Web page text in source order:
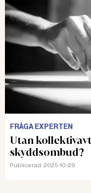
FRÅGA EXPERTEN
Utan
skyddsombud?
Publicerad: 2025-10-29